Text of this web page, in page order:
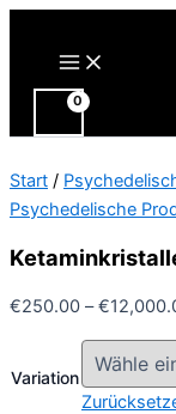
Main
Menu
Start /
Psychedelische
€250.00 –€
Variation